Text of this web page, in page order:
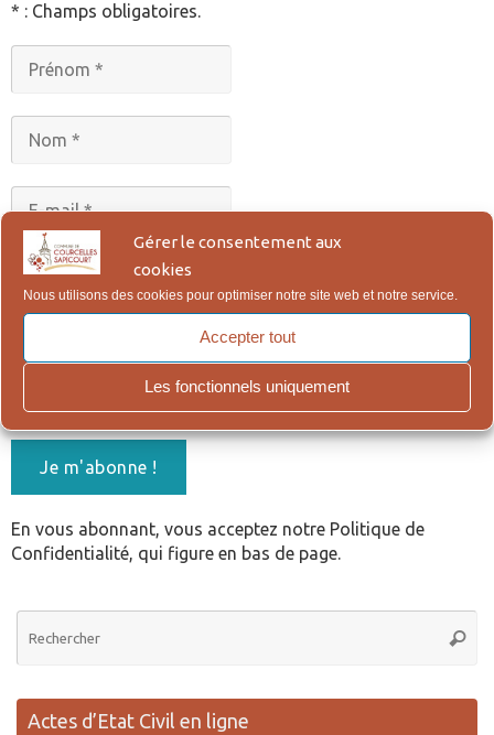
Gérer le consentement aux
cookies
Nous utilisons des cookies pour optimiser notre site web et notre service.
Accepter tout
Les fonctionnels uniquement
* : Champs obligatoires.
En vous abonnant, vous acceptez notre Politique de
Confidentialité, qui figure en bas de page.
Actes d’Etat Civil en ligne